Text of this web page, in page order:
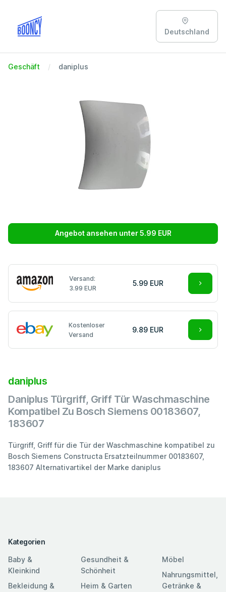
Deutschland
Geschäft daniplus
Angebot ansehen unter 5.99 EUR
Versand:
3.99 EUR
5.99 EUR
Kostenloser
Versand
9.89 EUR
daniplus
Daniplus Türgriff, Griff Tür Waschmaschine
Kompatibel Zu Bosch Siemens 00183607,
183607
Türgriff, Griff für die Tür der Waschmaschine kompatibel zu
Bosch Siemens Constructa Ersatzteilnummer 00183607,
183607 Alternativartikel der Marke daniplus
Kategorien
Baby &
Kleinkind
Bekleidung &
Gesundheit &
Schönheit
Heim & Garten
Möbel
Nahrungsmittel,
Getränke &